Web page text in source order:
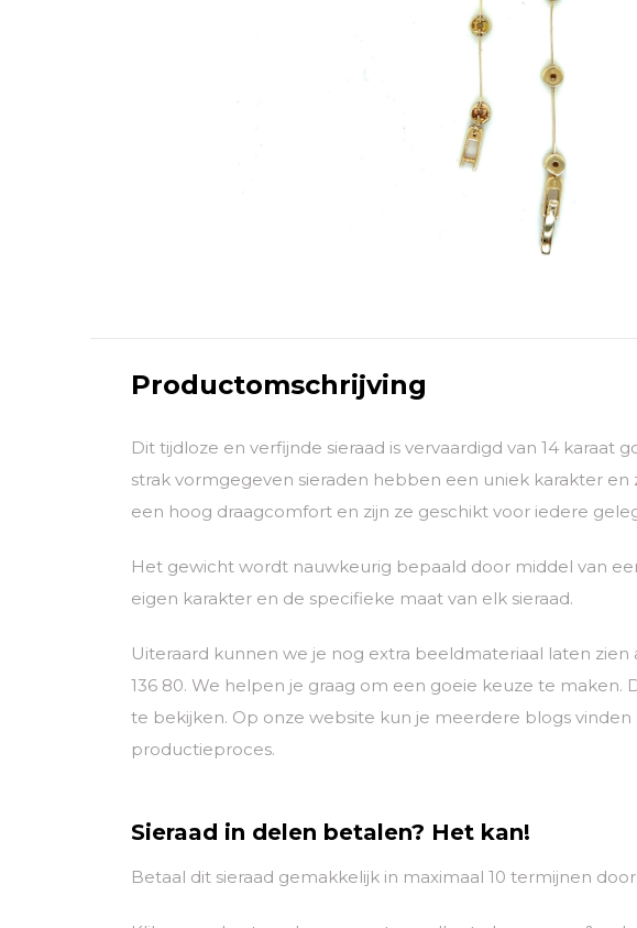
Productomschrijving
Dit tijdloze en verfijnde sieraad is vervaardigd van 14
strak vormgegeven sieraden hebben een uniek karakter
een hoog draagcomfort en zijn ze geschikt voor iedere
Het gewicht wordt nauwkeurig bepaald door middel van
eigen karakter en de specifieke maat van elk sieraad.
Uiteraard kunnen we je nog extra beeldmateriaal laten
136 80. We helpen je graag om een goeie keuze te
te bekijken. Op onze website kun je meerdere blogs
productieproces.
Sieraad in delen betalen? Het kan!
Betaal dit sieraad gemakkelijk in maximaal 10 termijnen